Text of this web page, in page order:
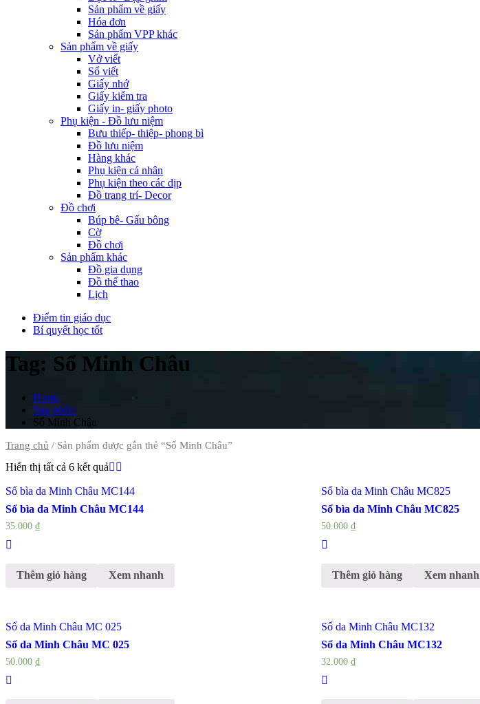
Sản phẩm về giấy
Hóa đơn
Sản phẩm VPP khác
Sản phẩm về giấy
Vở viết
Sổ viết
Giấy nhớ
Giấy kiểm tra
Giấy in- giấy photo
Phụ kiện - Đồ lưu niệm
Bưu thiếp- thiệp- phong bì
Đồ lưu niệm
Hàng khác
Phụ kiện cá nhân
Phụ kiện theo các dịp
Đồ trang trí- Decor
Đồ chơi
Búp bê- Gấu bông
Cờ
Đồ chơi
Sản phẩm khác
Đồ gia dụng
Đồ thể thao
Lịch
Điểm tin giáo dục
Bí quyết học tốt
Tag: Sổ Minh Châu
Home
Sản phẩm
Sổ Minh Châu
Trang chủ / Sản phẩm được gắn thẻ “Sổ Minh Châu”
Hiển thị tất cả 6 kết quả
Sổ bìa da Minh Châu MC144
Sổ bìa da Minh Châu MC144
35.000 ₫
Thêm giỏ hàng Xem nhanh
Sổ bìa da Minh Châu MC825
Sổ bìa da Minh Châu MC825
50.000 ₫
Thêm giỏ hàng Xem nhanh
Sổ da Minh Châu MC 025
Sổ da Minh Châu MC 025
50.000 ₫
Sổ da Minh Châu MC132
Sổ da Minh Châu MC132
32.000 ₫